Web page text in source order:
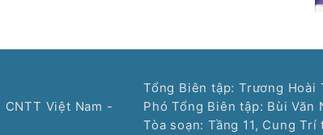
Việt Nam -
Tổng Biên tập: Trương Hoài
Phó Tổng Biên tập: Bùi Văn
Tòa soạn: Tầng 11, Cung